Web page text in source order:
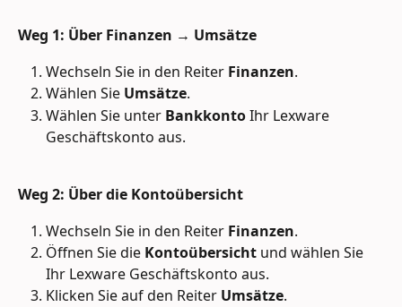
Weg 1: Über Finanzen → Umsätze
Wechseln Sie in den Reiter Finanzen.
Wählen Sie Umsätze.
Wählen Sie unter Bankkonto Ihr Lexware
Geschäftskonto aus.
Weg 2: Über die Kontoübersicht
Wechseln Sie in den Reiter Finanzen.
Öffnen Sie die Kontoübersicht und wählen Sie
Ihr Lexware Geschäftskonto aus.
Klicken Sie auf den Reiter Umsätze.